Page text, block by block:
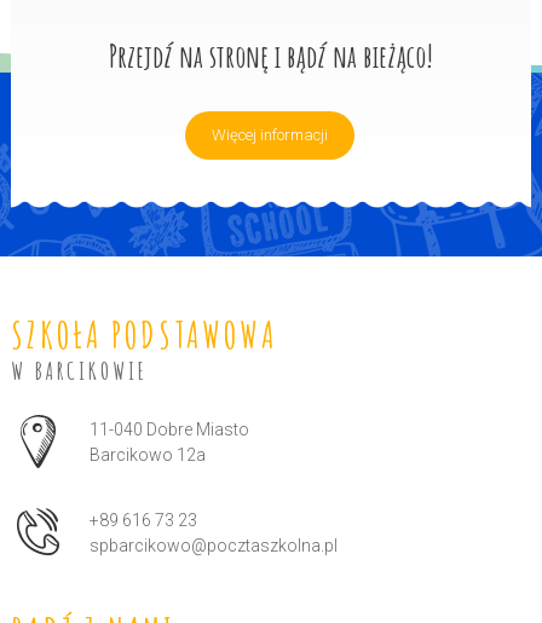
Przejdź na stronę i bądź na bieżąco!
Więcej informacji
SZKOŁA PODSTAWOWA
W BARCIKOWIE
Adres pocztowy:
11-040 Dobre Miasto
Barcikowo 12a
+89 616 73 23
spbarcikowo@pocztaszkolna.pl